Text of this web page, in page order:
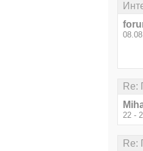
Re:
22 -
Re: